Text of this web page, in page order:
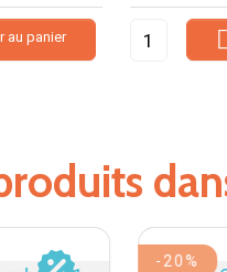
au panier 
-20%